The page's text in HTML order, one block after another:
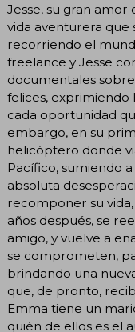
Jesse, su gran amor
vida aventurera que
recorriendo el
freelance y Jesse
documentales
felices, exprimiendo
cada oportunidad
embargo, en su
helicóptero donde
Pacífico, sumiendo
absoluta
recomponer su
años después, se
amigo, y vuelve a
se comprometen,
brindando una
que, de pronto,
Emma tiene un
quién de ellos es el